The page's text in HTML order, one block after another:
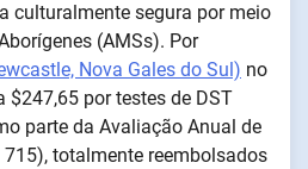
culturalmente segura por meio
(AMSs). Por
Nova Gales do Sul) no
$247,65 por testes de DST
parte da Avaliação Anual de
totalmente reembolsados